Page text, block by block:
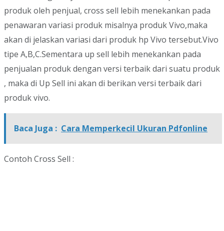
produk oleh penjual, cross sell lebih menekankan pada
penawaran variasi produk misalnya produk Vivo,maka
akan di jelaskan variasi dari produk hp Vivo tersebut.Vivo
tipe A,B,C.Sementara up sell lebih menekankan pada
penjualan produk dengan versi terbaik dari suatu produk
, maka di Up Sell ini akan di berikan versi terbaik dari
produk vivo.
Baca Juga : Cara Memperkecil Ukuran Pdfonline
Contoh Cross Sell :